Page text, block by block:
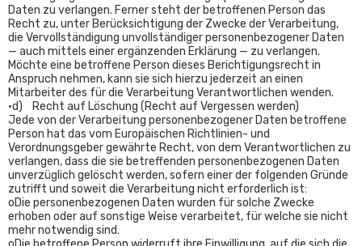
Daten zu verlangen. Ferner steht der betroffenen Person das
Recht zu, unter Berücksichtigung der Zwecke der Verarbeitung,
die Vervollständigung unvollständiger personenbezogener Daten
— auch mittels einer ergänzenden Erklärung — zu verlangen.
Möchte eine betroffene Person dieses Berichtigungsrecht in
Anspruch nehmen, kann sie sich hierzu jederzeit an einen
Mitarbeiter des für die Verarbeitung Verantwortlichen wenden.
•d) Recht auf Löschung (Recht auf Vergessen werden)
Jede von der Verarbeitung personenbezogener Daten betroffene
Person hat das vom Europäischen Richtlinien- und
Verordnungsgeber gewährte Recht, von dem Verantwortlichen zu
verlangen, dass die sie betreffenden personenbezogenen Daten
unverzüglich gelöscht werden, sofern einer der folgenden Gründe
zutrifft und soweit die Verarbeitung nicht erforderlich ist:
oDie personenbezogenen Daten wurden für solche Zwecke
erhoben oder auf sonstige Weise verarbeitet, für welche sie nicht
mehr notwendig sind.